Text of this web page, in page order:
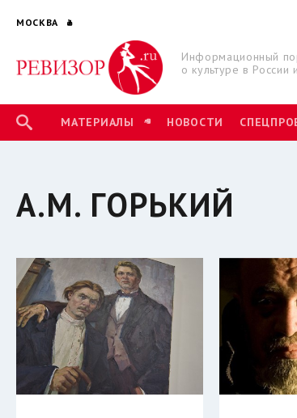
МОСКВА
Информационный
о культуре в
МАТЕРИАЛЫ НОВОСТИ
А.М. ГОРЬКИЙ